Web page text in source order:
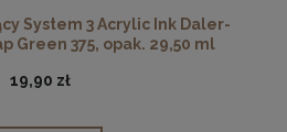
System 3 Acrylic Ink Daler-
Green 375, opak. 29,50 ml
19,90 zł